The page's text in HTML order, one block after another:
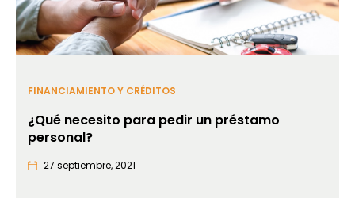
FINANCIAMIENTO Y CRÉDITOS
¿Qué necesito para pedir un préstamo
personal?
27 septiembre, 2021